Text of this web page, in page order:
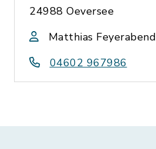
24988 Oeversee
Matthias Feyerabend
04602 967986